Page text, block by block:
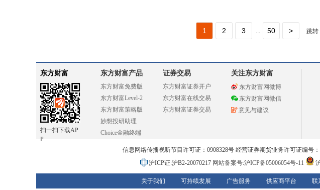
1 2 3 ... 50 > 跳转
东方财富
扫一扫下载AP
P
东方财富产品
东方财富免费版
东方财富Level-2
东方财富策略版
妙想投研助理
Choice金融终端
证券交易
东方财富证券开户
东方财富在线交易
东方财富证券交易
关注东方财富
东方财富网微博
东方财富网微信
意见与建议
信息网络传播视听节目许可证：0908328号 经营证券期货业务许可证编号
沪ICP证:沪B2-20070217 网站备案号:沪ICP备05006054号-11
关于我们 可持续发展 广告服务 供应商平台 联